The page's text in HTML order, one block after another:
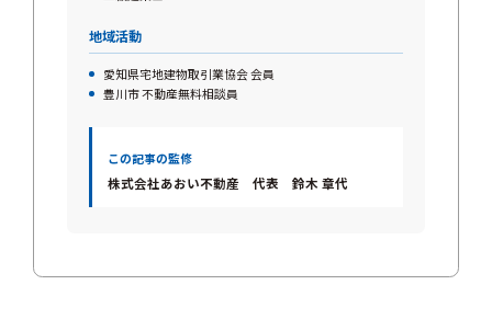
地域活動
愛知県宅地建物取引業協会 会員
豊川市 不動産無料相談員
この記事の監修
株式会社あおい不動産 代表 鈴木 章代